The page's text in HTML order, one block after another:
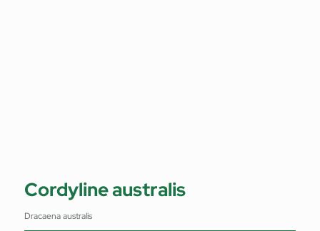
Cordyline australis
Dracaena australis